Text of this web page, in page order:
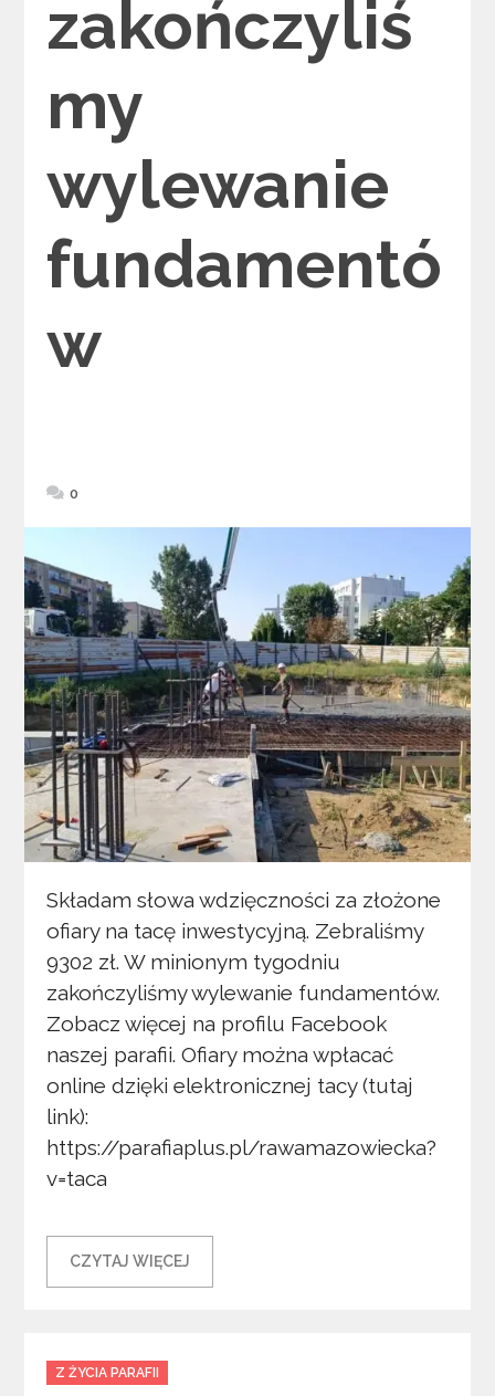
zakończyliś
my
wylewanie
fundamentó
w
0
Składam słowa wdzięczności za złożone
ofiary na tacę inwestycyjną. Zebraliśmy
9302 zł. W minionym tygodniu
zakończyliśmy wylewanie fundamentów.
Zobacz więcej na profilu Facebook
naszej parafii. Ofiary można wpłacać
online dzięki elektronicznej tacy (tutaj
link):
https://parafiaplus.pl/rawamazowiecka?
v=taca
CZYTAJ WIĘCEJ
Categories
Z ŻYCIA PARAFII